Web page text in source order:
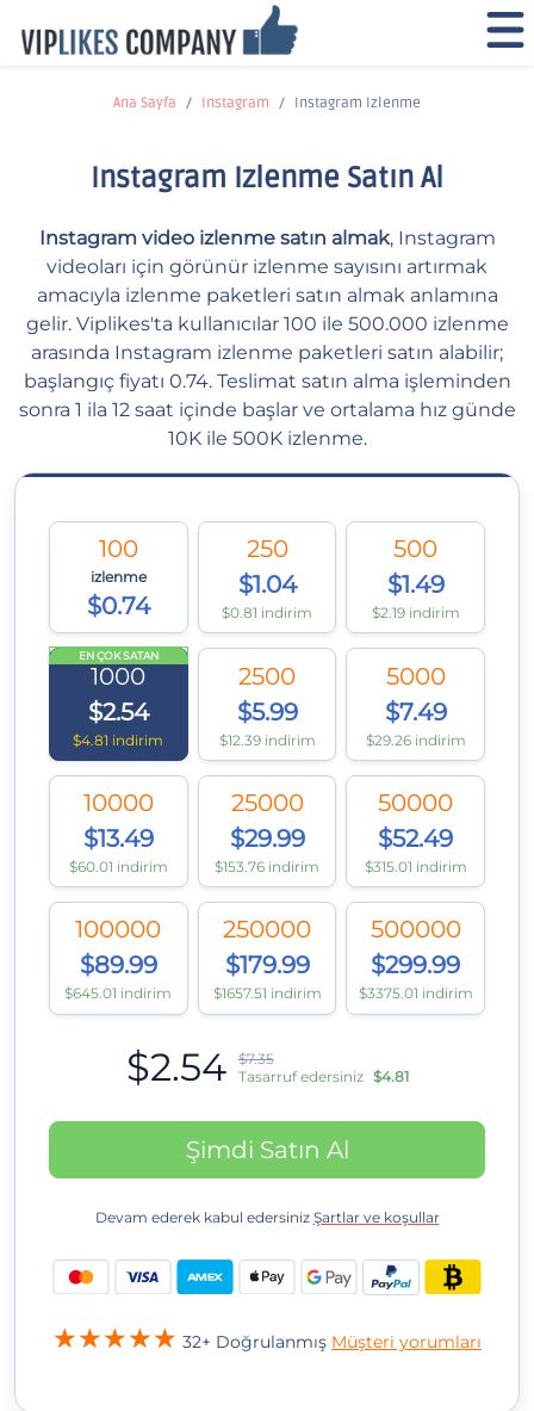
Ana Sayfa Instagram Instagram Izlenme
Instagram Izlenme Satın Al
Instagram video izlenme satın almak, Instagram
videoları için görünür izlenme sayısını artırmak
amacıyla izlenme paketleri satın almak anlamına
gelir. Viplikes'ta kullanıcılar 100 ile 500.000 izlenme
arasında Instagram izlenme paketleri satın alabilir;
başlangıç fiyatı 0.74. Teslimat satın alma işleminden
sonra 1 ila 12 saat içinde başlar ve ortalama hız günde
10K ile 500K izlenme.
100
izlenme
$0.74
250
$1.04
$0.81 indirim
500
$1.49
$2.19 indirim
EN ÇOK SATAN
1000
$2.54
$4.81 indirim
2500
$5.99
$12.39 indirim
5000
$7.49
$29.26 indirim
10000
$13.49
$60.01 indirim
25000
$29.99
$153.76 indirim
50000
$52.49
$315.01 indirim
100000
$89.99
$645.01 indirim
250000
$179.99
$1657.51 indirim
500000
$299.99
$3375.01 indirim
$2.54
$7.35
Tasarruf edersiniz $4.81
Şimdi Satın Al
Devam ederek kabul edersiniz Şartlar ve koşullar
32+ Doğrulanmış Müşteri yorumları